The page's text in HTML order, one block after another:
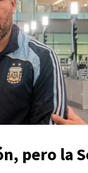
pero la